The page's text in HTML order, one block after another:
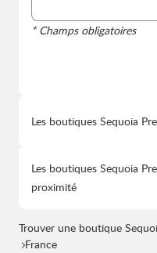
* Champs obligatoires
Les boutiques Sequoia
Les boutiques Sequoia
proximité
Trouver une boutique
France